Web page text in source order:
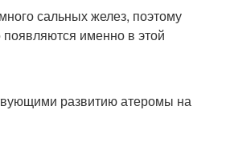
сальных желез, поэтому
именно в этой
развитию атеромы на